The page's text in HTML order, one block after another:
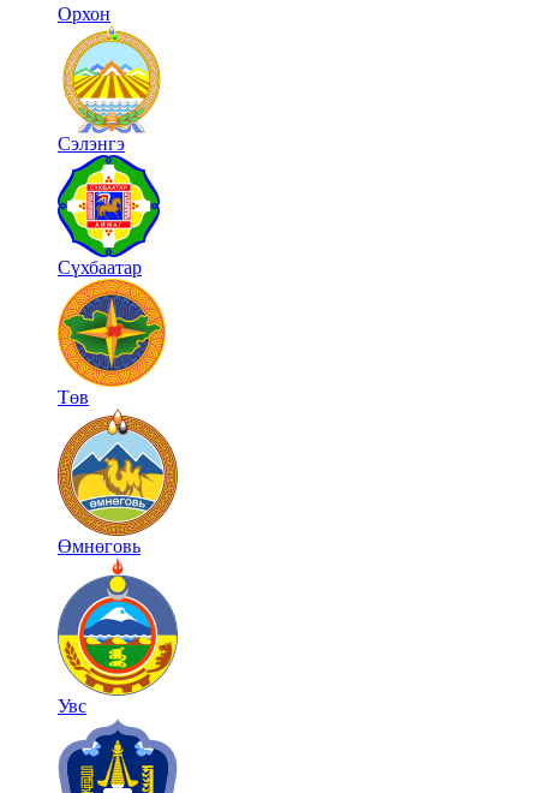
Орхон
Сэлэнгэ
Сүхбаатар
Төв
Өмнөговь
Увс